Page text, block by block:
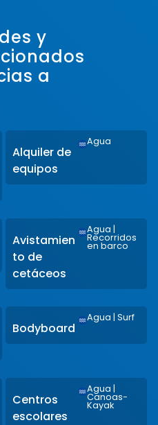
y
a
Alquiler de
equipos
Agua
Avistamien
to de
cetáceos
Agua |
Recorridos
en barco
Bodyboard
Agua | Surf
Centros
escolares
Agua |
Canoas-
Kayak